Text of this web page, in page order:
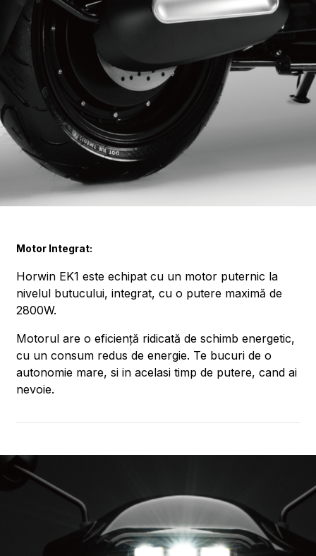
Motor Integrat:
Horwin EK1 este echipat cu un motor puternic la
nivelul butucului, integrat, cu o putere maximă de
2800W.
Motorul are o eficiență ridicată de schimb energetic,
cu un consum redus de energie. Te bucuri de o
autonomie mare, si in acelasi timp de putere, cand ai
nevoie.